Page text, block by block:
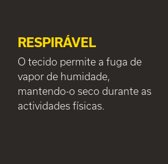
RESPIRÁVEL
O tecido permite a fuga de
vapor de humidade,
mantendo-o seco durante as
actividades físicas.